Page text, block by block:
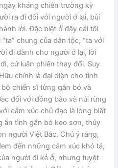
kháng chiến trường kỳ
ra đi đối với người ở lại, bùi
lời. Đặc biệt ở đây cái tôi
chung của dân tộc, “ta với
đi dành cho người ở lại, lời
cứ luân phiên thay đổi. Suy
chính là đại diện cho tình
chiến sĩ từng gắn bó và
đối với đồng bào và núi rừng
cảm xúc chủ đạo là lòng biết
ân tình gắn bó keo sơn, thủy
người Việt Bắc. Chú ý rằng,
đến những cảm xúc khó tả,
người đi kẻ ở, nhưng tuyệt